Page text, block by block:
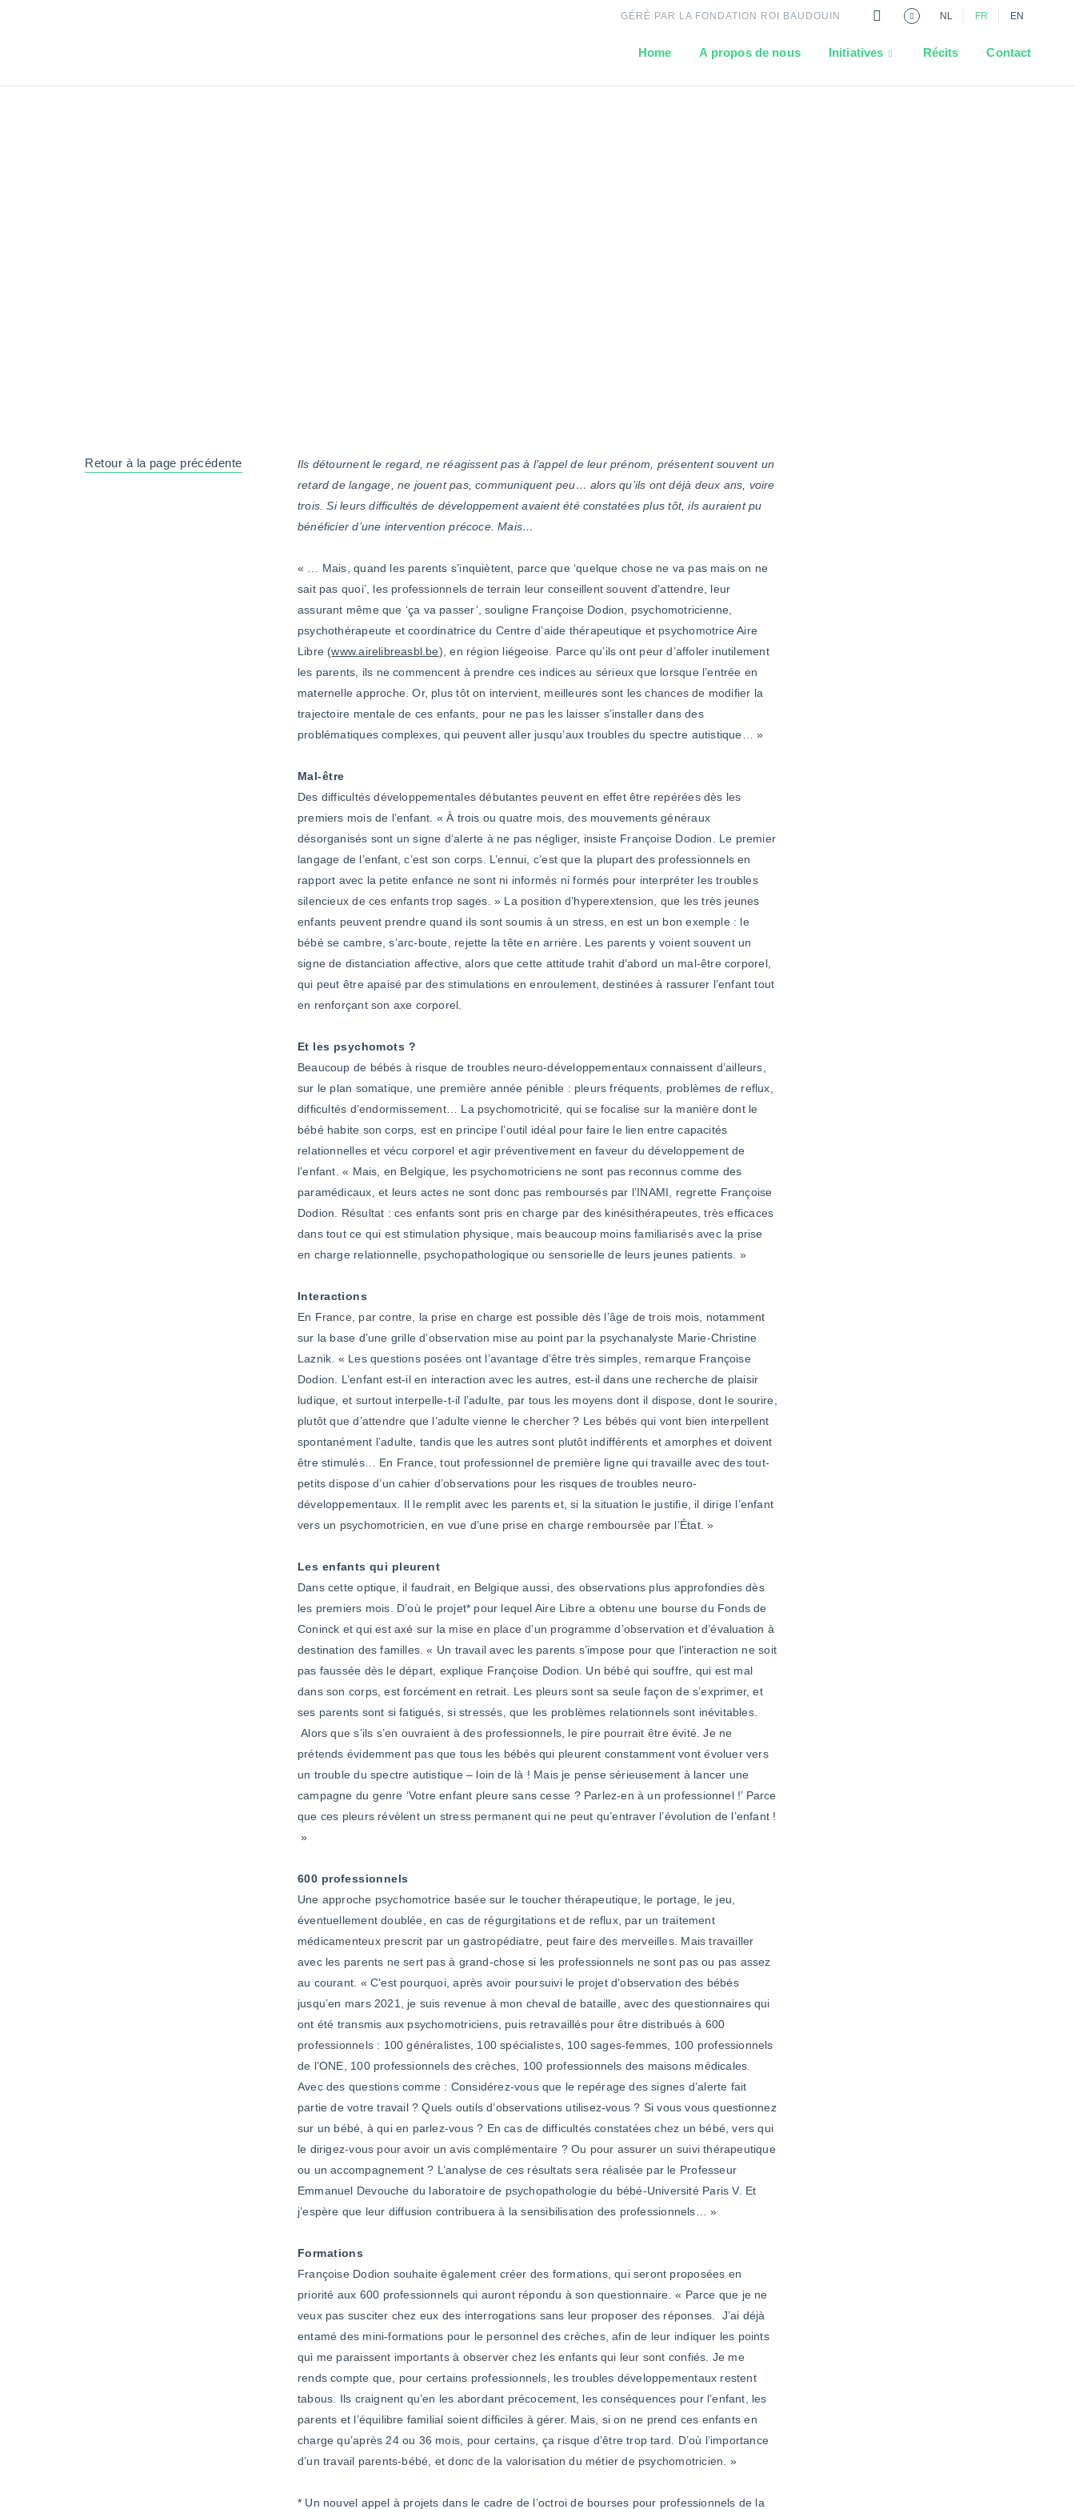
GÉRÉ PAR LA FONDATION ROI BAUDOUIN NL FR EN
Home A propos de nous Initiatives Récits Contact
Retour à la page précédente
Ils détournent le regard, ne réagissent pas à l’appel de leur prénom, présentent souvent un
retard de langage, ne jouent pas, communiquent peu… alors qu’ils ont déjà deux ans, voire
trois. Si leurs difficultés de développement avaient été constatées plus tôt, ils auraient pu
bénéficier d’une intervention précoce. Mais…
« … Mais, quand les parents s’inquiètent, parce que ‘quelque chose ne va pas mais on ne
sait pas quoi’, les professionnels de terrain leur conseillent souvent d’attendre, leur
assurant même que ‘ça va passer’, souligne Françoise Dodion, psychomotricienne,
psychothérapeute et coordinatrice du Centre d’aide thérapeutique et psychomotrice Aire
Libre (www.airelibreasbl.be), en région liégeoise. Parce qu’ils ont peur d’affoler inutilement
les parents, ils ne commencent à prendre ces indices au sérieux que lorsque l’entrée en
maternelle approche. Or, plus tôt on intervient, meilleures sont les chances de modifier la
trajectoire mentale de ces enfants, pour ne pas les laisser s’installer dans des
problématiques complexes, qui peuvent aller jusqu’aux troubles du spectre autistique… »
Mal-être
Des difficultés développementales débutantes peuvent en effet être repérées dès les
premiers mois de l’enfant. « À trois ou quatre mois, des mouvements généraux
désorganisés sont un signe d’alerte à ne pas négliger, insiste Françoise Dodion. Le premier
langage de l’enfant, c’est son corps. L’ennui, c’est que la plupart des professionnels en
rapport avec la petite enfance ne sont ni informés ni formés pour interpréter les troubles
silencieux de ces enfants trop sages. » La position d’hyperextension, que les très jeunes
enfants peuvent prendre quand ils sont soumis à un stress, en est un bon exemple : le
bébé se cambre, s’arc-boute, rejette la tête en arrière. Les parents y voient souvent un
signe de distanciation affective, alors que cette attitude trahit d’abord un mal-être corporel,
qui peut être apaisé par des stimulations en enroulement, destinées à rassurer l’enfant tout
en renforçant son axe corporel.
Et les psychomots ?
Beaucoup de bébés à risque de troubles neuro-développementaux connaissent d’ailleurs,
sur le plan somatique, une première année pénible : pleurs fréquents, problèmes de reflux,
difficultés d’endormissement… La psychomotricité, qui se focalise sur la manière dont le
bébé habite son corps, est en principe l’outil idéal pour faire le lien entre capacités
relationnelles et vécu corporel et agir préventivement en faveur du développement de
l’enfant. « Mais, en Belgique, les psychomotriciens ne sont pas reconnus comme des
paramédicaux, et leurs actes ne sont donc pas remboursés par l’INAMI, regrette Françoise
Dodion. Résultat : ces enfants sont pris en charge par des kinésithérapeutes, très efficaces
dans tout ce qui est stimulation physique, mais beaucoup moins familiarisés avec la prise
en charge relationnelle, psychopathologique ou sensorielle de leurs jeunes patients. »
Interactions
En France, par contre, la prise en charge est possible dès l’âge de trois mois, notamment
sur la base d’une grille d’observation mise au point par la psychanalyste Marie-Christine
Laznik. « Les questions posées ont l’avantage d’être très simples, remarque Françoise
Dodion. L’enfant est-il en interaction avec les autres, est-il dans une recherche de plaisir
ludique, et surtout interpelle-t-il l’adulte, par tous les moyens dont il dispose, dont le sourire,
plutôt que d’attendre que l’adulte vienne le chercher ? Les bébés qui vont bien interpellent
spontanément l’adulte, tandis que les autres sont plutôt indifférents et amorphes et doivent
être stimulés… En France, tout professionnel de première ligne qui travaille avec des tout-
petits dispose d’un cahier d’observations pour les risques de troubles neuro-
développementaux. Il le remplit avec les parents et, si la situation le justifie, il dirige l’enfant
vers un psychomotricien, en vue d’une prise en charge remboursée par l’État. »
Les enfants qui pleurent
Dans cette optique, il faudrait, en Belgique aussi, des observations plus approfondies dès
les premiers mois. D’où le projet* pour lequel Aire Libre a obtenu une bourse du Fonds de
Coninck et qui est axé sur la mise en place d’un programme d’observation et d’évaluation à
destination des familles. « Un travail avec les parents s’impose pour que l’interaction ne soit
pas faussée dès le départ, explique Françoise Dodion. Un bébé qui souffre, qui est mal
dans son corps, est forcément en retrait. Les pleurs sont sa seule façon de s’exprimer, et
ses parents sont si fatigués, si stressés, que les problèmes relationnels sont inévitables.
Alors que s’ils s’en ouvraient à des professionnels, le pire pourrait être évité. Je ne
prétends évidemment pas que tous les bébés qui pleurent constamment vont évoluer vers
un trouble du spectre autistique – loin de là ! Mais je pense sérieusement à lancer une
campagne du genre ‘Votre enfant pleure sans cesse ? Parlez-en à un professionnel !’ Parce
que ces pleurs révèlent un stress permanent qui ne peut qu’entraver l’évolution de l’enfant !
»
600 professionnels
Une approche psychomotrice basée sur le toucher thérapeutique, le portage, le jeu,
éventuellement doublée, en cas de régurgitations et de reflux, par un traitement
médicamenteux prescrit par un gastropédiatre, peut faire des merveilles. Mais travailler
avec les parents ne sert pas à grand-chose si les professionnels ne sont pas ou pas assez
au courant. « C’est pourquoi, après avoir poursuivi le projet d’observation des bébés
jusqu’en mars 2021, je suis revenue à mon cheval de bataille, avec des questionnaires qui
ont été transmis aux psychomotriciens, puis retravaillés pour être distribués à 600
professionnels : 100 généralistes, 100 spécialistes, 100 sages-femmes, 100 professionnels
de l’ONE, 100 professionnels des crèches, 100 professionnels des maisons médicales.
Avec des questions comme : Considérez-vous que le repérage des signes d’alerte fait
partie de votre travail ? Quels outils d’observations utilisez-vous ? Si vous vous questionnez
sur un bébé, à qui en parlez-vous ? En cas de difficultés constatées chez un bébé, vers qui
le dirigez-vous pour avoir un avis complémentaire ? Ou pour assurer un suivi thérapeutique
ou un accompagnement ? L’analyse de ces résultats sera réalisée par le Professeur
Emmanuel Devouche du laboratoire de psychopathologie du bébé-Université Paris V. Et
j’espère que leur diffusion contribuera à la sensibilisation des professionnels… »
Formations
Françoise Dodion souhaite également créer des formations, qui seront proposées en
priorité aux 600 professionnels qui auront répondu à son questionnaire. « Parce que je ne
veux pas susciter chez eux des interrogations sans leur proposer des réponses. J’ai déjà
entamé des mini-formations pour le personnel des crèches, afin de leur indiquer les points
qui me paraissent importants à observer chez les enfants qui leur sont confiés. Je me
rends compte que, pour certains professionnels, les troubles développementaux restent
tabous. Ils craignent qu’en les abordant précocement, les conséquences pour l’enfant, les
parents et l’équilibre familial soient difficiles à gérer. Mais, si on ne prend ces enfants en
charge qu’après 24 ou 36 mois, pour certains, ça risque d’être trop tard. D’où l’importance
d’un travail parents-bébé, et donc de la valorisation du métier de psychomotricien. »
* Un nouvel appel à projets dans le cadre de l’octroi de bourses pour professionnels de la